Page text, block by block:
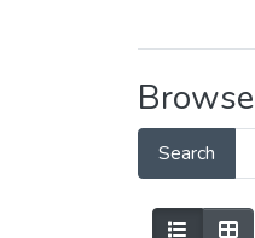
Browse
Search